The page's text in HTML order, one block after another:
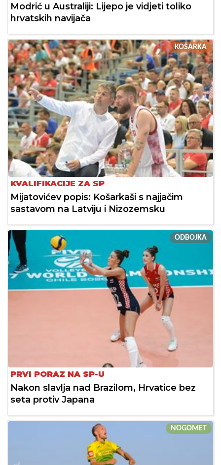
Modrić u Australiji: Lijepo je vidjeti toliko
hrvatskih navijača
KOŠARKA
KVALIFIKACIJE ZA SP
Mijatovićev popis: Košarkaši s najjačim
sastavom na Latviju i Nizozemsku
ODBOJKA
PRVI PORAZ NA SP-U
Nakon slavlja nad Brazilom, Hrvatice bez
seta protiv Japana
NOGOMET